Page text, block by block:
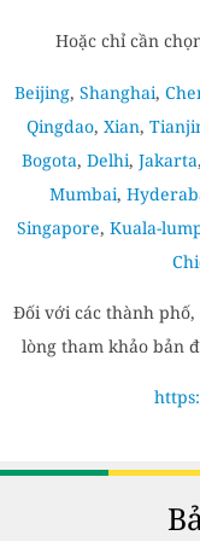
Hoặc chỉ cần
Beijing, Shanghai,
Qingdao, Xian,
Bogota, Delhi, Jakarta,
Mumbai,
Singapore, Kuala-
Đối với các thành
lòng tham khảo bản